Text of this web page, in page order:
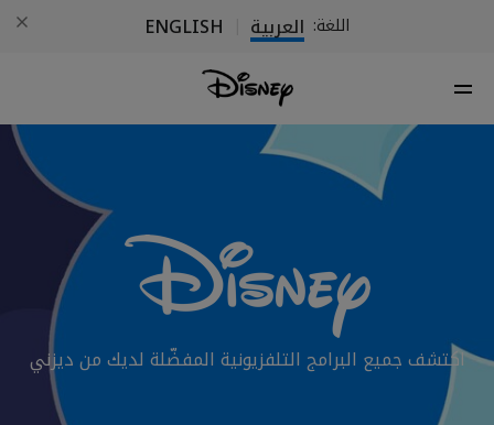
اللغة: العربية ENGLISH
اكتشف جميع البرامج التلفزيونية المفضّلة لديك من ديزني